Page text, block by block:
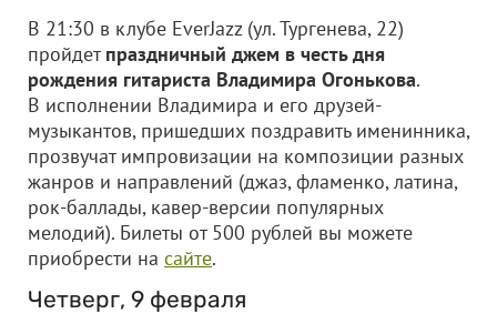
В 21:30 в клубе EverJazz (ул. Тургенева, 22)
пройдетпраздничный джем в честь дня
рождения гитариста Владимира Огонькова.
В исполнении Владимира и его друзей-
музыкантов, пришедших поздравить именинника,
прозвучат импровизации на композиции разных
жанров и направлений (джаз, фламенко, латина,
рок-баллады, кавер-версии популярных
мелодий). Билеты от 500 рублей вы можете
приобрести на сайте.
Четверг, 9 февраля